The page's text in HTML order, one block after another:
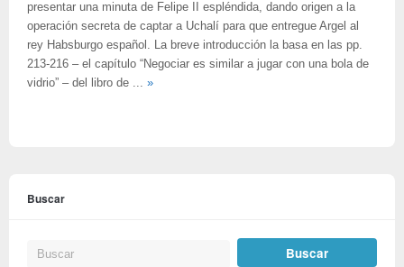
presentar una minuta de Felipe II espléndida, dando origen a la
operación secreta de captar a Uchalí para que entregue Argel al
rey Habsburgo español. La breve introducción la basa en las pp.
213-216 – el capítulo “Negociar es similar a jugar con una bola de
vidrio” – del libro de ... »
Buscar